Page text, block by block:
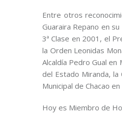
Entre otros
Guaraira Repano en
3ª Clase en 2001, el
la Orden Leonidas
Alcaldía Pedro Gual en
del Estado Miranda,
Municipal de Chacao
Hoy es Miembro de